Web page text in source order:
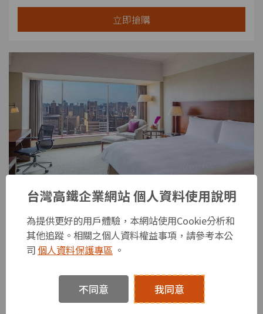
立即搶購
台北晶華酒店
鄰近「台北玫瑰展」的星級集團酒店!
【台北捷運中山站】從寬敞奢華的住宿享受，到精緻非
硬體設備將能滿足並超越旅人們的期待。
立即搶購
台灣高鐵企業網站 個人資料使用說明
為提供更好的用戶體驗，本網站使用Cookie分析和
其他追蹤。相關之個人資料權益事項，請參考本公
司個人資料保護專區 。
不同意 我同意